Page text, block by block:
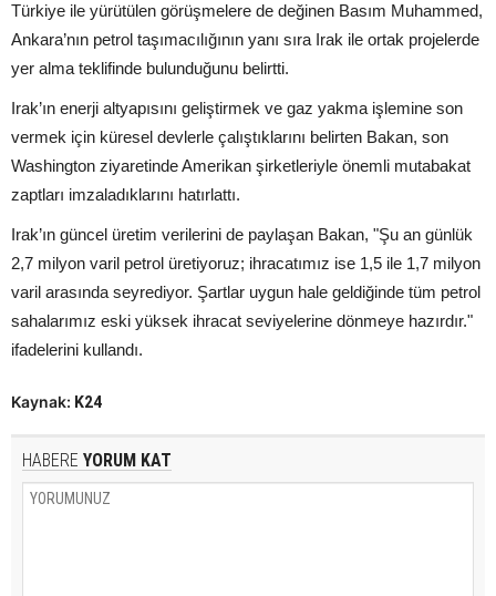
Türkiye ile yürütülen görüşmelere de değinen Basım Muhammed,
Ankara’nın petrol taşımacılığının yanı sıra Irak ile ortak projelerde
yer alma teklifinde bulunduğunu belirtti.
Irak’ın enerji altyapısını geliştirmek ve gaz yakma işlemine son
vermek için küresel devlerle çalıştıklarını belirten Bakan, son
Washington ziyaretinde Amerikan şirketleriyle önemli mutabakat
zaptları imzaladıklarını hatırlattı.
Irak’ın güncel üretim verilerini de paylaşan Bakan, "Şu an günlük
2,7 milyon varil petrol üretiyoruz; ihracatımız ise 1,5 ile 1,7 milyon
varil arasında seyrediyor. Şartlar uygun hale geldiğinde tüm petrol
sahalarımız eski yüksek ihracat seviyelerine dönmeye hazırdır."
ifadelerini kullandı.
Kaynak: K24
HABERE YORUM KAT